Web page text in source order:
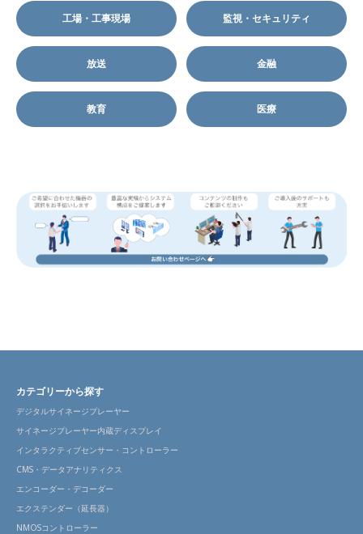
工場・工事現場 監視・セキュリティ
放送 金融
教育 医療
カテゴリーから探す
デジタルサイネージプレーヤー
サイネージプレーヤー内蔵ディスプレイ
インタラクティブセンサー・コントローラー
CMS・データアナリティクス
エンコーダー・デコーダー
エクステンダー（延長器）
NMOSコントローラー